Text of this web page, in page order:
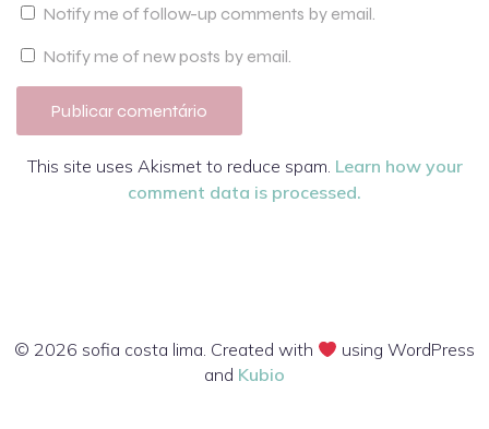
Notify me of follow-up comments by email.
Notify me of new posts by email.
This site uses Akismet to reduce spam. Learn how your
comment data is processed.
© 2026 sofia costa lima. Created with
using WordPress
and Kubio